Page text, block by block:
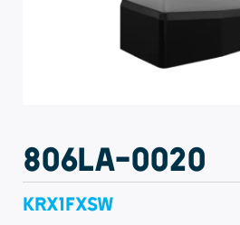
806LA-0020
KRX1FXSW